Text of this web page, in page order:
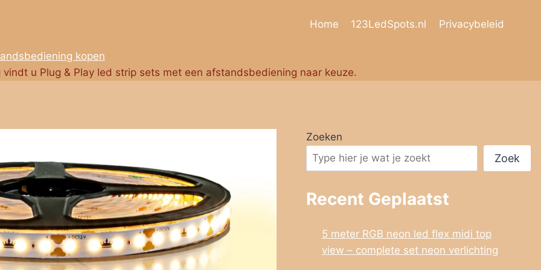
Home 123LedSpots.nl Privacybeleid
kopen
vindt u Plug & Play led strip sets met een afstandsbediening naar keuze.
Zoeken
Zoek
Recent Geplaatst
5 meter RGB neon led flex midi top
view – complete set neon verlichting